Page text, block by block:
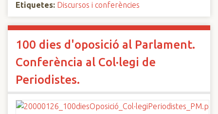
Etiquetes: Discursos i conferències
100 dies d'oposició al Parlament.
Conferència al Col·legi de
Periodistes.